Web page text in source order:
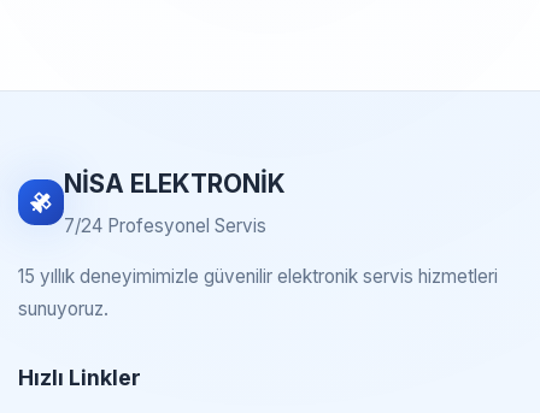
NİSA ELEKTRONİK
7/24 Profesyonel Servis
15 yıllık deneyimimizle güvenilir elektronik servis hizmetleri
sunuyoruz.
Hızlı Linkler